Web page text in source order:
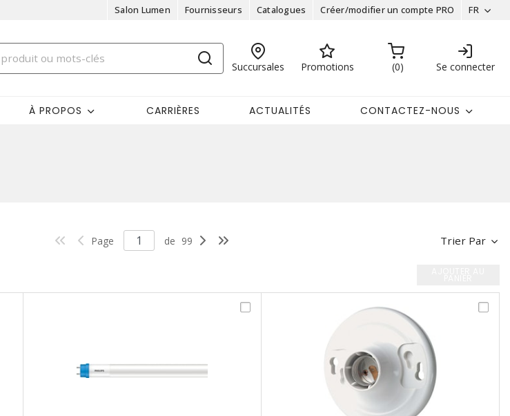
Salon Lumen Fournisseurs Catalogues Créer/modifier un compte PRO FR
Succursales Promotions 0 Se connecter
À PROPOS CARRIÈRES ACTUALITÉS CONTACTEZ-NOUS
Trier Par
Page de 99